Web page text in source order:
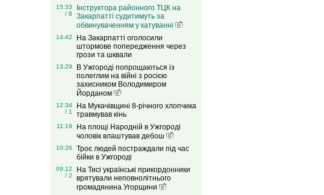
15:33
/ 8
Інструктора районного ТЦК на
Закарпатті судитимуть за
обвинуваченням у катуванні
14:42
На Закарпатті оголосили
штормове попередження через
грози та шквали
13:29
В Ужгороді попрощаються із
полеглим на війні з росією
захисником Володимиром
Йорданом
12:34
/ 1
На Мукачівщині 8-річного хлопчика
травмував кінь
11:19
На площі Народній в Ужгороді
чоловік влаштував дебош
10:26
Троє людей постраждали під час
бійки в Ужгороді
09:12
/ 2
На Тисі українські прикордонники
врятували неповнолітнього
громадянина Угорщини